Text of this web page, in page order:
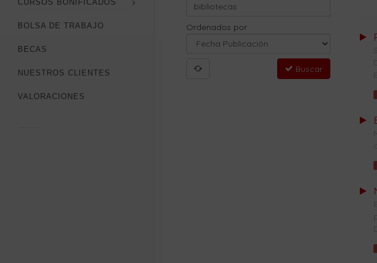
CURSOS BONIFICADOS
BOLSA DE TRABAJO
BECAS
NUESTROS CLIENTES
VALORACIONES
Ordenados por
Buscar